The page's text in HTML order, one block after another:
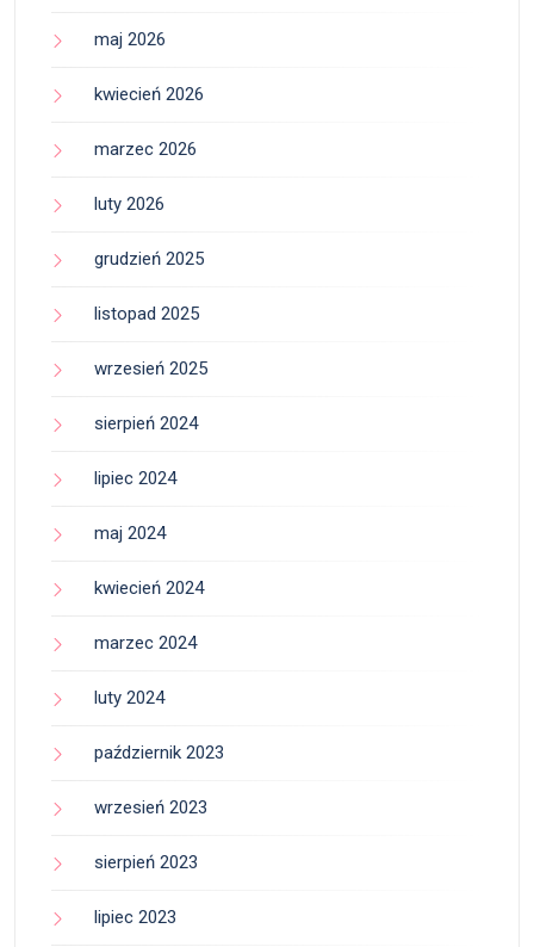
maj 2026
kwiecień 2026
marzec 2026
luty 2026
grudzień 2025
listopad 2025
wrzesień 2025
sierpień 2024
lipiec 2024
maj 2024
kwiecień 2024
marzec 2024
luty 2024
październik 2023
wrzesień 2023
sierpień 2023
lipiec 2023